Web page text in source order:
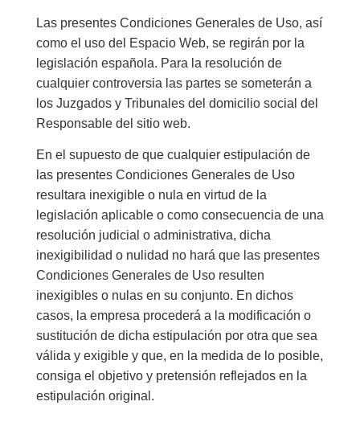
Las presentes Condiciones Generales de Uso, así
como el uso del Espacio Web, se regirán por la
legislación española. Para la resolución de
cualquier controversia las partes se someterán a
los Juzgados y Tribunales del domicilio social del
Responsable del sitio web.
En el supuesto de que cualquier estipulación de
las presentes Condiciones Generales de Uso
resultara inexigible o nula en virtud de la
legislación aplicable o como consecuencia de una
resolución judicial o administrativa, dicha
inexigibilidad o nulidad no hará que las presentes
Condiciones Generales de Uso resulten
inexigibles o nulas en su conjunto. En dichos
casos, la empresa procederá a la modificación o
sustitución de dicha estipulación por otra que sea
válida y exigible y que, en la medida de lo posible,
consiga el objetivo y pretensión reflejados en la
estipulación original.